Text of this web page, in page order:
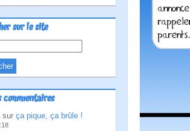
sur le site
commentaires
sur ça pique, ça brûle !